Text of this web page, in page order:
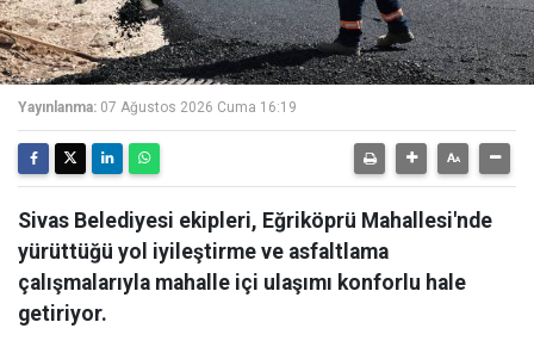
Yayınlanma: 07 Ağustos 2026 Cuma 16:19
Sivas Belediyesi ekipleri, Eğriköprü Mahallesi'nde
yürüttüğü yol iyileştirme ve asfaltlama
çalışmalarıyla mahalle içi ulaşımı konforlu hale
getiriyor.